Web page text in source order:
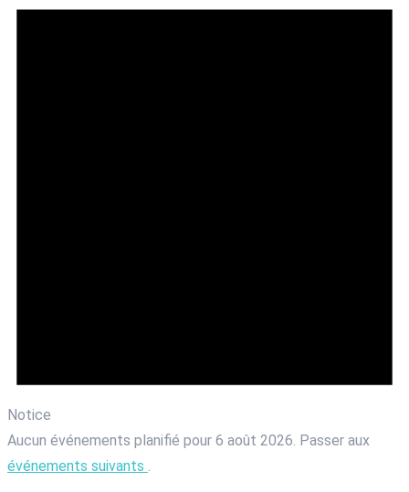
Notice
Aucun événements planifié pour 6 août 2026. Passer aux
événements suivants .